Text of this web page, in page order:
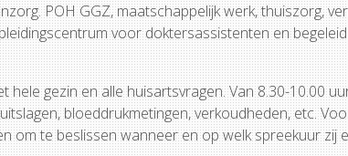
POH GGZ, maatschappelijk werk, thuiszorg,
voor doktersassistenten en
hele gezin en alle huisartsvragen. Van 8.30-10.00
bloeddrukmetingen, verkoudheden, etc.
om te beslissen wanneer en op welk spreekuur zij